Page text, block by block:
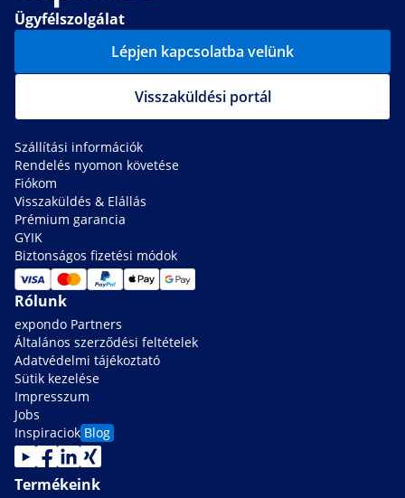
Ügyfélszolgálat
Lépjen kapcsolatba velünk
Visszaküldési portál
Szállítási információk
Rendelés nyomon követése
Fiókom
Visszaküldés & Elállás
Prémium garancia
GYIK
Biztonságos fizetési módok
Rólunk
expondo Partners
Általános szerződési feltételek
Adatvédelmi tájékoztató
Sütik kezelése
Impresszum
Jobs
Inspiraciok Blog
Termékeink